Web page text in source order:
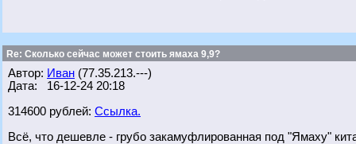
Re: Сколько сейчас может стоить ямаха 9,9?
Автор: Иван (77.35.213.---)
Дата: 16-12-24 20:18
314600 рублей: Ссылка.
Всё, что дешевле - грубо закамуфлированная под "Ямаху"